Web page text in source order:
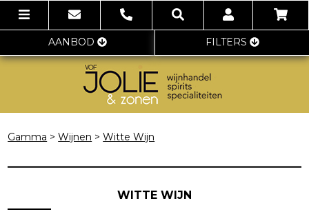
AANBOD FILTERS
Gamma >Wijnen >Witte Wijn
WITTE WIJN